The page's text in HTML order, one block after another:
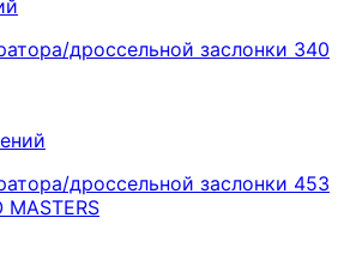
дроссельной заслонки 340
дроссельной заслонки 453
MASTERS